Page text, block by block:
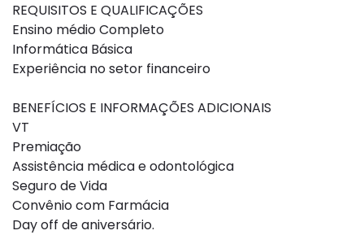
REQUISITOS E QUALIFICAÇÕES
Ensino médio Completo
Informática Básica
Experiência no setor financeiro
BENEFÍCIOS E INFORMAÇÕES ADICIONAIS
VT
Premiação
Assistência médica e odontológica
Seguro de Vida
Convênio com Farmácia
Day off de aniversário.